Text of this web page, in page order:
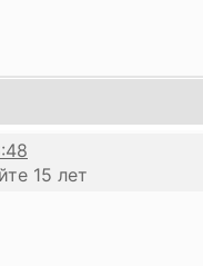
15 лет